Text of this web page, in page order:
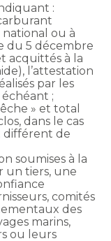
:
ou à
du 5 décembre
acquittés à la
l’attestation
par les
;
» et total
dans le cas
différent de
soumises à la
un tiers, une
comités
des
marins,
ou leurs